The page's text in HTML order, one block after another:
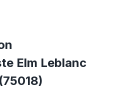
Elm Leblanc